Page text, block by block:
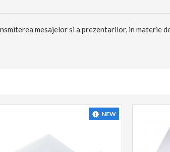
mesajelor si a prezentarilor, in materie
NEW